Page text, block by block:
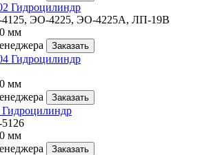
Гидроцилиндр
ЭО-4225, ЭО-4225А, ЛП-19В
мм
Заказать
Гидроцилиндр
мм
Заказать
мм
Заказать